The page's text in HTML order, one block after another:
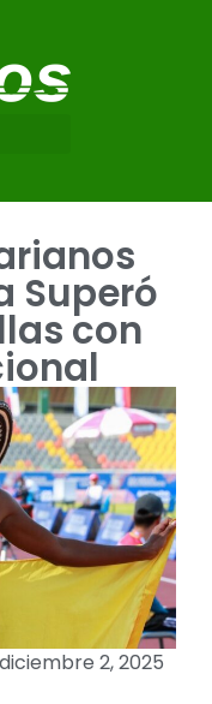
Superó
con
diciembre 2, 2025